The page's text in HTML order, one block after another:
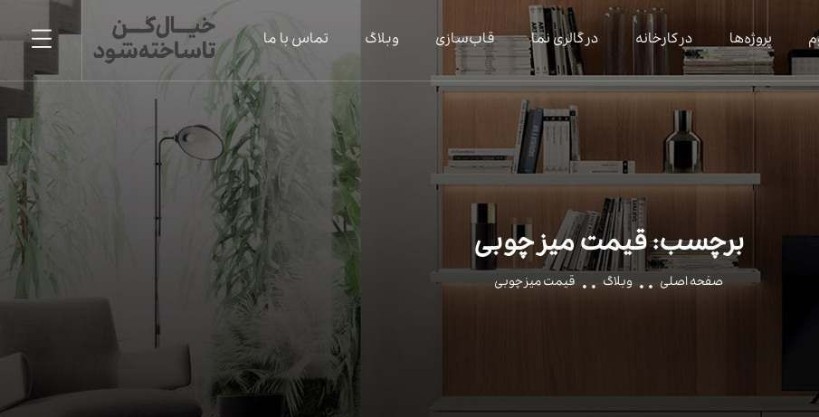
پروژه‌ها در کارخانه در گالری نما قاب‌سازی وبلاگ تماس با ما
برچسب:قیمت میز چوبی
صفحه اصلی وبلاگ قیمت میز چوبی